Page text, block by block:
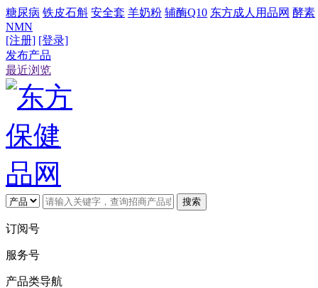
糖尿病 铁皮石斛 安全套 羊奶粉 辅酶Q10 东方成人用品网 酵素
NMN
[注册] [登录]
发布产品
最近浏览
搜索
订阅号
服务号
产品类导航